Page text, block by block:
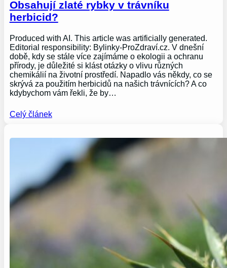
Obsahují zlaté rybky v trávníku
herbicid?
Produced with AI. This article was artificially generated.
Editorial responsibility: Bylinky-ProZdraví.cz. V dnešní
době, kdy se stále více zajímáme o ekologii a ochranu
přírody, je důležité si klást otázky o vlivu různých
chemikálií na životní prostředí. Napadlo vás někdy, co se
skrývá za použitím herbicidů na našich trávnících? A co
kdybychom vám řekli, že by…
Celý článek